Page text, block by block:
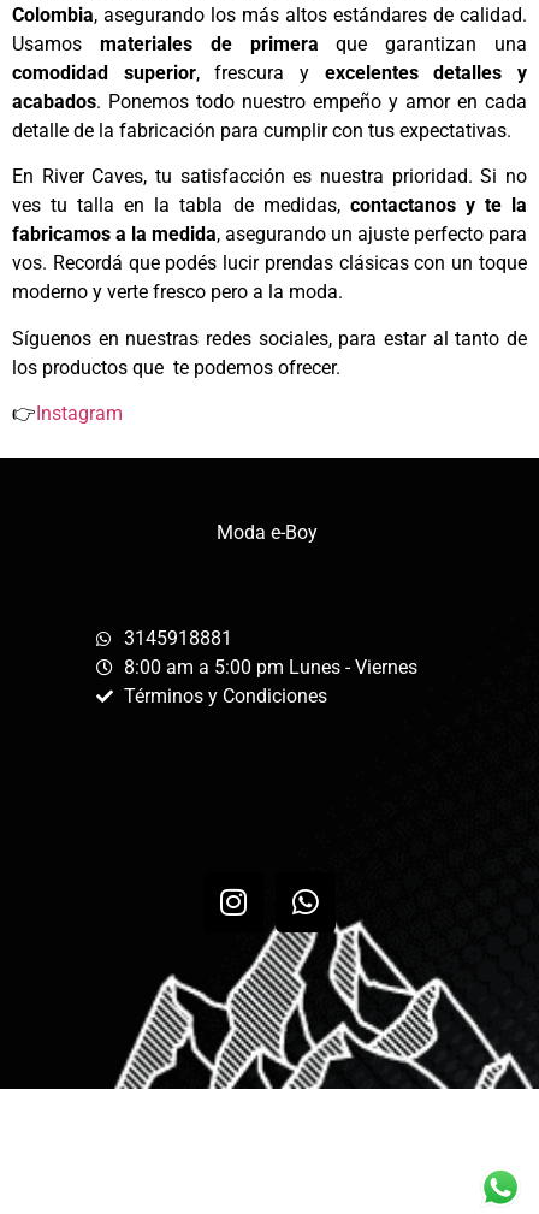
Colombia, asegurando los más altos estándares de calidad.
Usamos materiales de primera que garantizan una
comodidad superior, frescura y excelentes detalles y
acabados. Ponemos todo nuestro empeño y amor en cada
detalle de la fabricación para cumplir con tus expectativas.
En River Caves, tu satisfacción es nuestra prioridad. Si no
ves tu talla en la tabla de medidas, contactanos y te la
fabricamos a la medida, asegurando un ajuste perfecto para
vos. Recordá que podés lucir prendas clásicas con un toque
moderno y verte fresco pero a la moda.
Síguenos en nuestras redes sociales, para estar al tanto de
los productos que te podemos ofrecer.
👉 Instagram
Moda e-Boy
3145918881
8:00 am a 5:00 pm Lunes - Viernes
Términos y Condiciones